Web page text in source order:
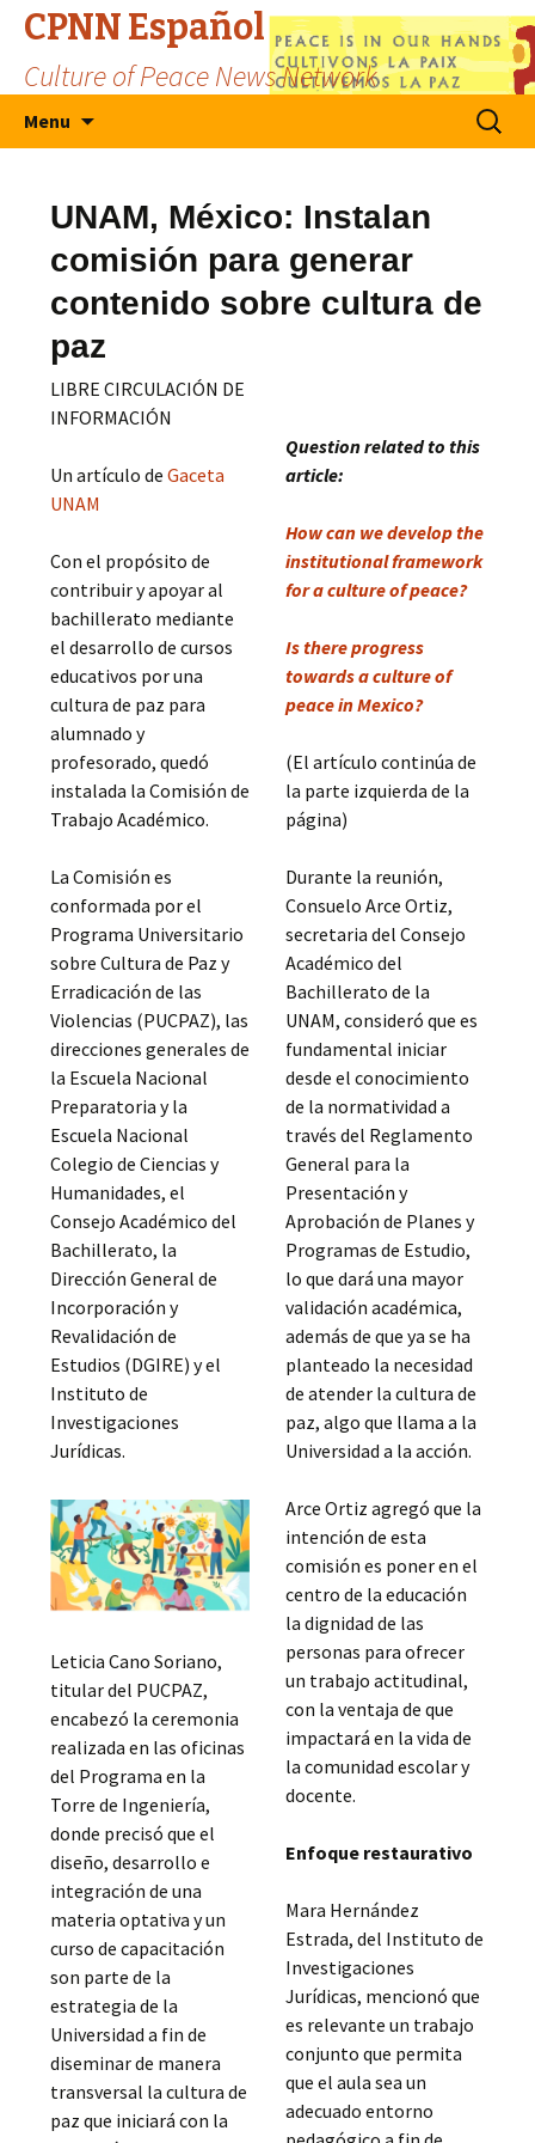
CPNN Español
Culture of Peace News Network
Menu
Search
for:
UNAM, México: Instalan
comisión para generar
contenido sobre cultura de
paz
LIBRE CIRCULACIÓN DE
INFORMACIÓN
Un artículo deGaceta
UNAM
Con el propósito de
contribuir y apoyar al
bachillerato mediante
el desarrollo de cursos
educativos por una
cultura de paz para
alumnado y
profesorado, quedó
instalada la Comisión de
Trabajo Académico.
La Comisión es
conformada por el
Programa Universitario
sobre Cultura de Paz y
Erradicación de las
Violencias (PUCPAZ), las
direcciones generales de
la Escuela Nacional
Preparatoria y la
Escuela Nacional
Colegio de Ciencias y
Humanidades, el
Consejo Académico del
Bachillerato, la
Dirección General de
Incorporación y
Revalidación de
Estudios (DGIRE) y el
Instituto de
Investigaciones
Jurídicas.
Leticia Cano Soriano,
titular del PUCPAZ,
encabezó la ceremonia
realizada en las oficinas
del Programa en la
Torre de Ingeniería,
donde precisó que el
diseño, desarrollo e
integración de una
materia optativa y un
curso de capacitación
son parte de la
estrategia de la
Universidad a fin de
diseminar de manera
transversal la cultura de
paz que iniciará con la
Question related to this
article:
How can we develop the
institutional framework
for a culture of peace?
Is there progress
towards a culture of
peace in Mexico?
(El artículo continúa de
la parte izquierda de la
página)
Durante la reunión,
Consuelo Arce Ortiz,
secretaria del Consejo
Académico del
Bachillerato de la
UNAM, consideró que es
fundamental iniciar
desde el conocimiento
de la normatividad a
través del Reglamento
General para la
Presentación y
Aprobación de Planes y
Programas de Estudio,
lo que dará una mayor
validación académica,
además de que ya se ha
planteado la necesidad
de atender la cultura de
paz, algo que llama a la
Universidad a la acción.
Arce Ortiz agregó que la
intención de esta
comisión es poner en el
centro de la educación
la dignidad de las
personas para ofrecer
un trabajo actitudinal,
con la ventaja de que
impactará en la vida de
la comunidad escolar y
docente.
Enfoque restaurativo
Mara Hernández
Estrada, del Instituto de
Investigaciones
Jurídicas, mencionó que
es relevante un trabajo
conjunto que permita
que el aula sea un
adecuado entorno